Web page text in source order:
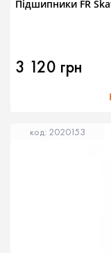
Підшипники FR
3 120 грн
код: 2020153